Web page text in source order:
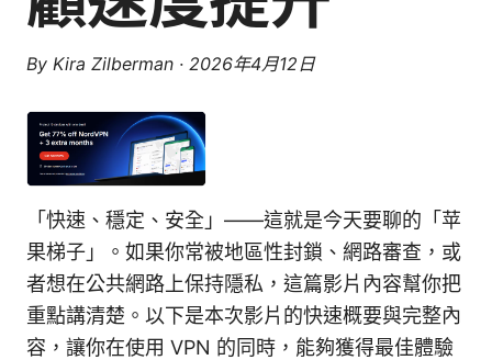
By Kira Zilberman · 2026年4月12日
「快速、穩定、安全」——這就是今天要聊的「苹
果梯子」。如果你常被地區性封鎖、網路審查，或
者想在公共網路上保持隱私，這篇影片內容幫你把
重點講清楚。以下是本次影片的快速概要與完整內
容，讓你在使用 VPN 的同時，能夠獲得最佳體驗